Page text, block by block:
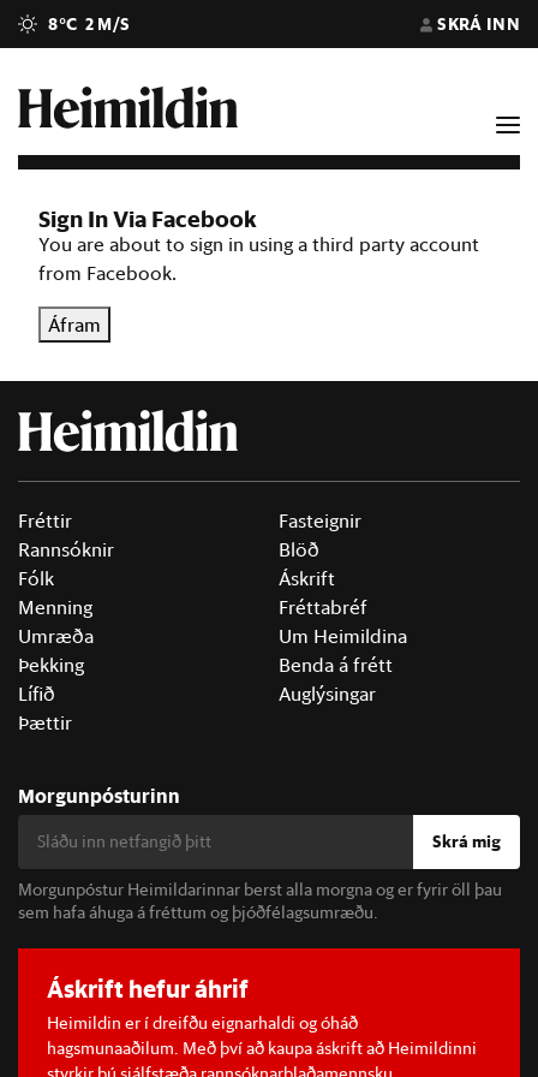
8°C 2 M/S SKRÁ INN
Sign In Via Facebook
You are about to sign in using a third party account
from Facebook.
Áfram
Fréttir
Rannsóknir
Fólk
Menning
Umræða
Þekking
Lífið
Þættir
Fasteignir
Blöð
Áskrift
Fréttabréf
Um Heimildina
Benda á frétt
Auglýsingar
Morgunpósturinn
Skrá mig
Morgunpóstur Heimildarinnar berst alla morgna og er fyrir öll þau
sem hafa áhuga á fréttum og þjóðfélagsumræðu.
Áskrift hefur áhrif
Heimildin er í dreifðu eignarhaldi og óháð
hagsmunaaðilum. Með því að kaupa áskrift að Heimildinni